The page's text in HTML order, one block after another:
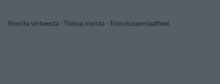
Ilmoita virheestä · Tietoa meistä · Toimitusperiaatteet